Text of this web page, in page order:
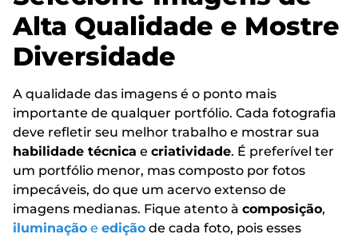
Alta Qualidade e Mostre
Diversidade
A qualidade das imagens é o ponto mais
importante de qualquer portfólio. Cada fotografia
deve refletir seu melhor trabalho e mostrar sua
habilidade técnica e criatividade. É preferível ter
um portfólio menor, mas composto por fotos
impecáveis, do que um acervo extenso de
imagens medianas. Fique atento à composição,
iluminação e edição de cada foto, pois esses